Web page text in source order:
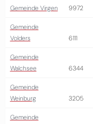
Gemeinde Virgen 9972
Gemeinde
Volders
6111
Gemeinde
Walchsee
6344
Gemeinde
Weinburg
3205
Gemeinde